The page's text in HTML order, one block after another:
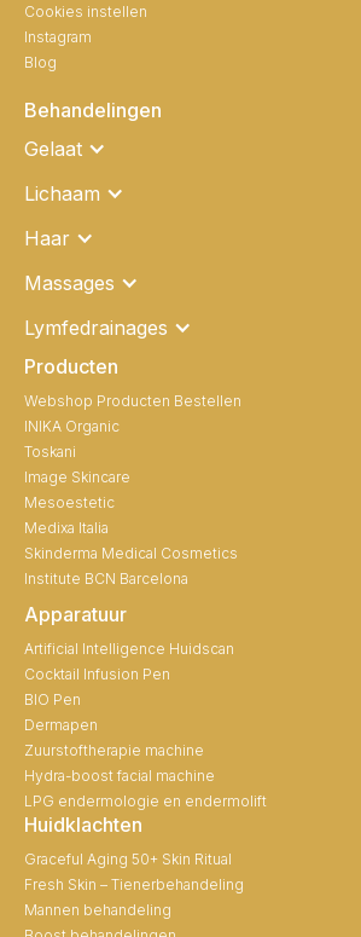
Cookies instellen
Instagram
Blog
Behandelingen
Gelaat
Lichaam
Haar
Massages
Lymfedrainages
Producten
Webshop Producten Bestellen
INIKA Organic
Toskani
Image Skincare
Mesoestetic
Medixa Italia
Skinderma Medical Cosmetics
Institute BCN Barcelona
Apparatuur
Artificial Intelligence Huidscan
Cocktail Infusion Pen
BIO Pen
Dermapen
Zuurstoftherapie machine
Hydra-boost facial machine
LPG endermologie en endermolift
Huidklachten
Graceful Aging 50+ Skin Ritual
Fresh Skin – Tienerbehandeling
Mannen behandeling